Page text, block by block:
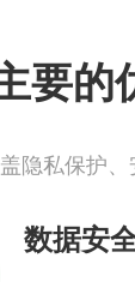
要的
隐私保护
数据安